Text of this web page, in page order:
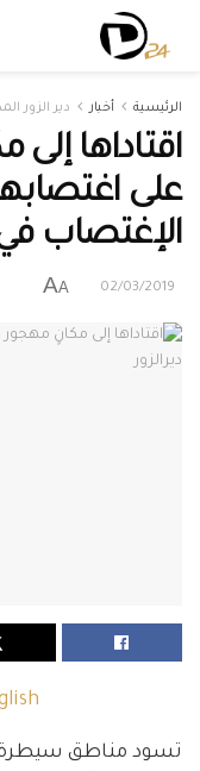
الرئيسية أخبار دير الزور
اقتاداها إلى
على
الإغتصاب في
02/03/2019
A
A
تسود مناطق سيطرة